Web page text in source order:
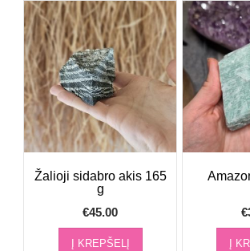
Žalioji sidabro akis 165
g
€45.00
Į KREPŠELĮ
€
Į